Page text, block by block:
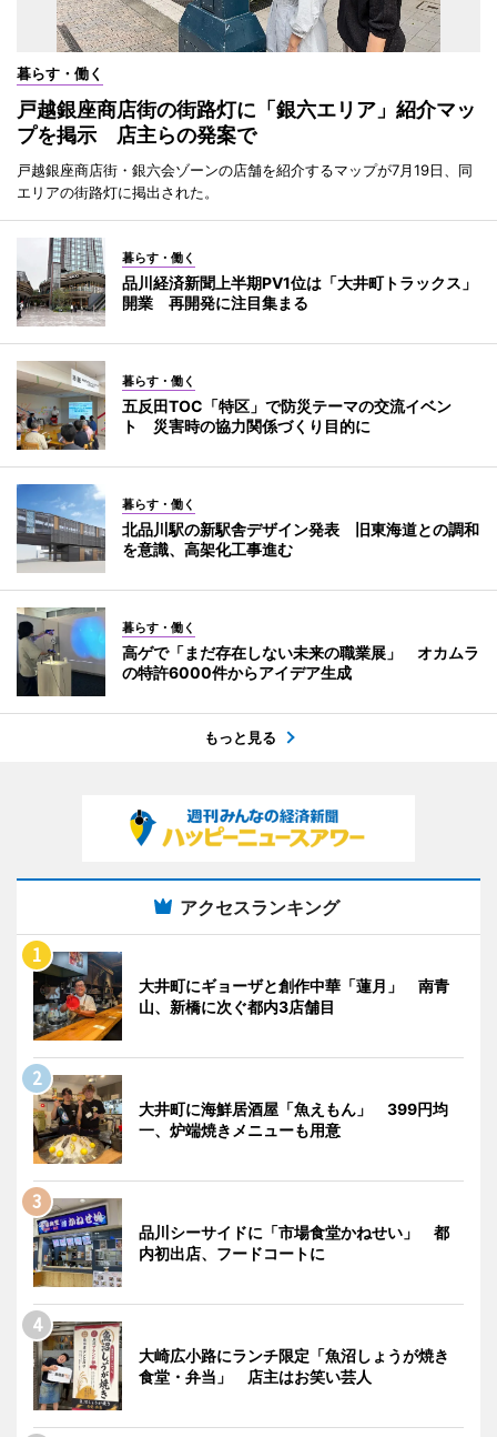
暮らす・働く
戸越銀座商店街の街路灯に「銀六エリア」紹介マッ
プを掲示 店主らの発案で
戸越銀座商店街・銀六会ゾーンの店舗を紹介するマップが7月19日、同
エリアの街路灯に掲出された。
暮らす・働く
品川経済新聞上半期PV1位は「大井町トラックス」
開業 再開発に注目集まる
暮らす・働く
五反田TOC「特区」で防災テーマの交流イベン
ト 災害時の協力関係づくり目的に
暮らす・働く
北品川駅の新駅舎デザイン発表 旧東海道との調和
を意識、高架化工事進む
暮らす・働く
高ゲで「まだ存在しない未来の職業展」 オカムラ
の特許6000件からアイデア生成
もっと見る
アクセスランキング
大井町にギョーザと創作中華「蓮月」 南青
山、新橋に次ぐ都内3店舗目
大井町に海鮮居酒屋「魚えもん」 399円均
一、炉端焼きメニューも用意
品川シーサイドに「市場食堂かねせい」 都
内初出店、フードコートに
大崎広小路にランチ限定「魚沼しょうが焼き
食堂・弁当」 店主はお笑い芸人